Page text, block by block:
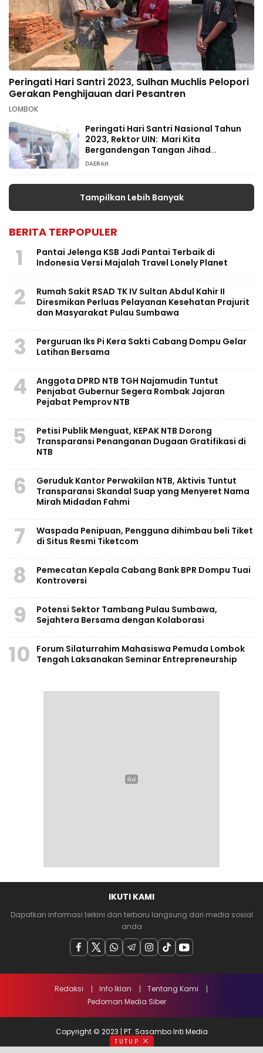
Peringati Hari Santri 2023, Sulhan Muchlis Pelopori
Gerakan Penghijauan dari Pesantren
LOMBOK
Peringati Hari Santri Nasional Tahun
2023, Rektor UIN: Mari Kita
Bergandengan Tangan Jihad
Intelektual
DAERAH
Tampilkan Lebih Banyak
BERITA TERPOPULER
1
Pantai Jelenga KSB Jadi Pantai Terbaik di
Indonesia Versi Majalah Travel Lonely Planet
2
Rumah Sakit RSAD TK IV Sultan Abdul Kahir II
Diresmikan Perluas Pelayanan Kesehatan Prajurit
dan Masyarakat Pulau Sumbawa
3
Perguruan Iks Pi Kera Sakti Cabang Dompu Gelar
Latihan Bersama
4
Anggota DPRD NTB TGH Najamudin Tuntut
Penjabat Gubernur Segera Rombak Jajaran
Pejabat Pemprov NTB
5
Petisi Publik Menguat, KEPAK NTB Dorong
Transparansi Penanganan Dugaan Gratifikasi di
NTB
6
Geruduk Kantor Perwakilan NTB, Aktivis Tuntut
Transparansi Skandal Suap yang Menyeret Nama
Mirah Midadan Fahmi
7
Waspada Penipuan, Pengguna dihimbau beli Tiket
di Situs Resmi Tiketcom
8
Pemecatan Kepala Cabang Bank BPR Dompu Tuai
Kontroversi
9
Potensi Sektor Tambang Pulau Sumbawa,
Sejahtera Bersama dengan Kolaborasi
10
Forum Silaturrahim Mahasiswa Pemuda Lombok
Tengah Laksanakan Seminar Entrepreneurship
IKUTI KAMI
Dapatkan informasi terkini dan terbaru langsung dari media sosial
anda
Redaksi Info Iklan
Tentang Kami
Pedoman Media Siber
Copyright © 2023 | PT. Sasambo Inti Media
TUTUP